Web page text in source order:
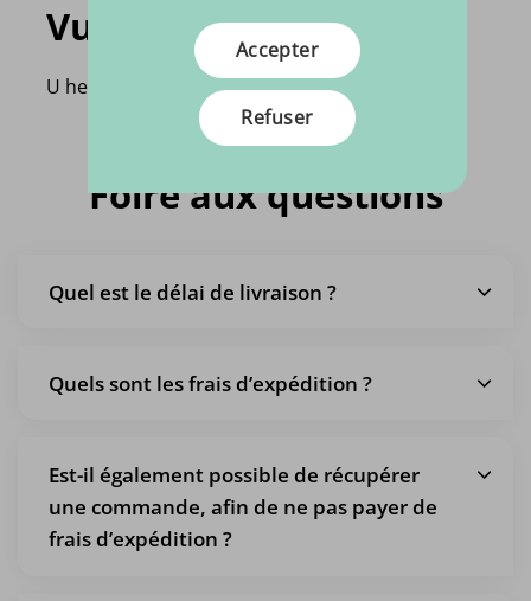
Vu récemment
U heeft nog geen product bekeken!
Foire aux questions
Quel est le délai de livraison ?
Quels sont les frais d’expédition ?
Est-il également possible de récupérer
une commande, afin de ne pas payer de
frais d’expédition ?
Accepter
Refuser